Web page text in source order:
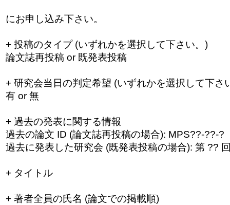
にお申し込み下さい。
+ 投稿のタイプ (いずれかを選択して下さい。)
論文誌再投稿 or 既発表投稿
+ 研究会当日の判定希望 (いずれかを選択して下さ
有 or 無
+ 過去の発表に関する情報
過去の論文 ID (論文誌再投稿の場合): MPS??-??-?
過去に発表した研究会 (既発表投稿の場合): 第 ??
+ タイトル
+ 著者全員の氏名 (論文での掲載順)